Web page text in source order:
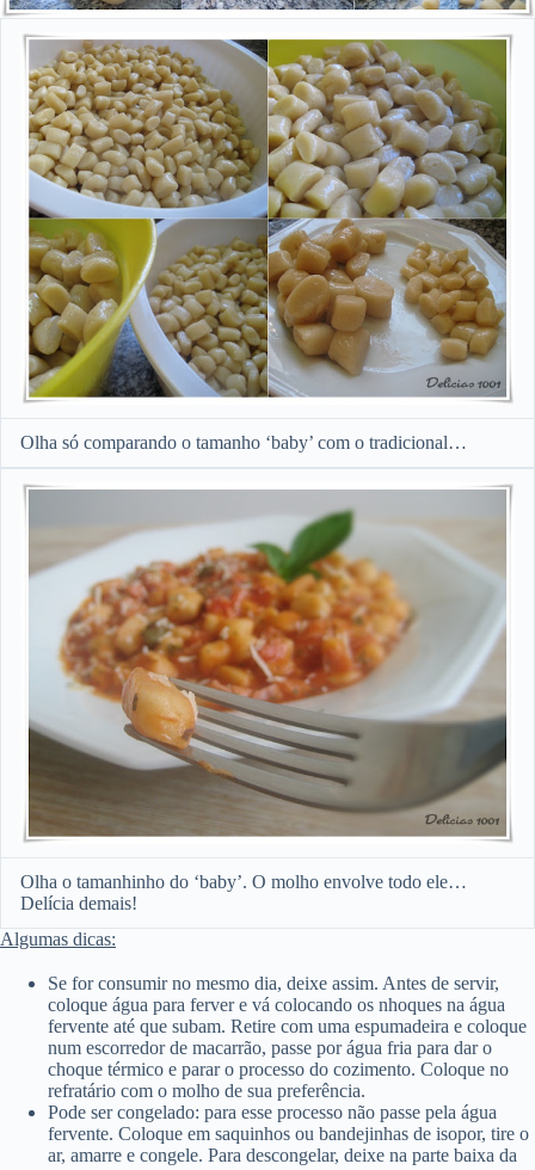
Olha só comparando o tamanho ‘baby’ com o tradicional…
Olha o tamanhinho do ‘baby’. O molho envolve todo ele…
Delícia demais!
Algumas dicas:
Se for consumir no mesmo dia, deixe assim. Antes de servir,
coloque água para ferver e vá colocando os nhoques na água
fervente até que subam. Retire com uma espumadeira e coloque
num escorredor de macarrão, passe por água fria para dar o
choque térmico e parar o processo do cozimento. Coloque no
refratário com o molho de sua preferência.
Pode ser congelado: para esse processo não passe pela água
fervente. Coloque em saquinhos ou bandejinhas de isopor, tire o
ar, amarre e congele. Para descongelar, deixe na parte baixa da